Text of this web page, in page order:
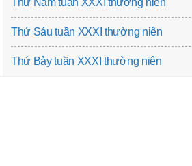
Thứ Năm tuần XXXI thường niên
Thứ Sáu tuần XXXI thường niên
Thứ Bảy tuần XXXI thường niên